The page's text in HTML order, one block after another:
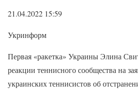
21.04.2022 15:59
Укринформ
Первая «ракетка» Украины Элина
реакции теннисного сообщества на
украинских теннисистов об